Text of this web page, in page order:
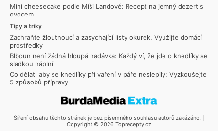
Mini cheesecake podle Míši Landové: Recept na jemný dezert s
ovocem
Tipy a triky
Zachraňte žloutnoucí a zasychající listy okurek. Využijte domácí
prostředky
Blboun není žádná hloupá nadávka: Každý ví, že jde o knedlíky se
sladkou náplní
Co dělat, aby se knedlíky při vaření v páře neslepily: Vyzkoušejte
5 způsobů přípravy
Šíření obsahu těchto stránek je bez písemného souhlasu autorů zakázáno. |
Copyright © 2026 Toprecepty.cz